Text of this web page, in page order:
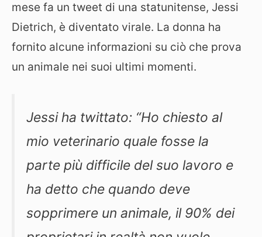
mese fa un tweet di una statunitense, Jessi
Dietrich, è diventato virale. La donna ha
fornito alcune informazioni su ciò che prova
un animale nei suoi ultimi momenti.
Jessi ha twittato: “Ho chiesto al
mio veterinario quale fosse la
parte più difficile del suo lavoro e
ha detto che quando deve
sopprimere un animale, il 90% dei